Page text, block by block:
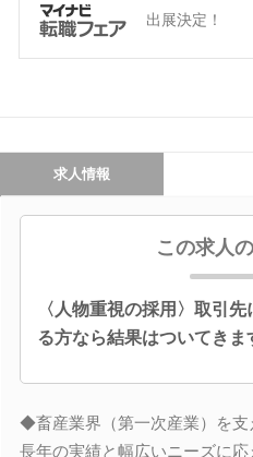
出展決定！
求人情報
この求人
〈人物重視の採用〉取引
る方なら結果はついてきま
◆畜産業界（第一次産業）を支
長年の実績と幅広いニーズに